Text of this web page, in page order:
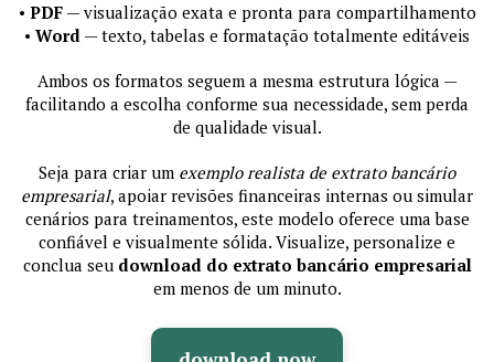
• PDF— visualização exata e pronta para compartilhamento
• Word — texto, tabelas e formatação totalmente editáveis
Ambos os formatos seguem a mesma estrutura lógica —
facilitando a escolha conforme sua necessidade, sem perda
de qualidade visual.
Seja para criar um exemplo realista de extrato bancário
empresarial, apoiar revisões financeiras internas ou simular
cenários para treinamentos, este modelo oferece uma base
confiável e visualmente sólida. Visualize, personalize e
conclua seu download do extrato bancário empresarial
em menos de um minuto.